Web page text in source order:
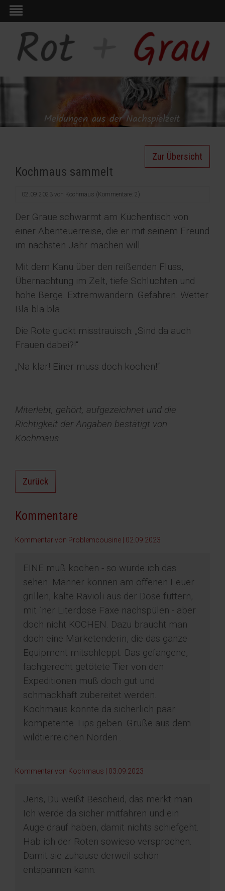
Zur Übersicht
Kochmaus sammelt
02.09.2023 von Kochmaus (Kommentare: 2)
Der Graue schwärmt am Küchentisch von
einer Abenteuerreise, die er mit seinem Freund
im nächsten Jahr machen will.
Mit dem Kanu über den reißenden Fluss,
Übernachtung im Zelt, tiefe Schluchten und
hohe Berge. Extremwandern. Gefahren. Wetter.
Bla bla bla…
Die Rote guckt misstrauisch: „Sind da auch
Frauen dabei?!“
„Na klar! Einer muss doch kochen!“
Miterlebt, gehört, aufgezeichnet und die
Richtigkeit der Angaben bestätigt von
Kochmaus
Zurück
Kommentare
Kommentar von Problemcousine | 02.09.2023
EINE muß kochen - so würde ich das
sehen. Männer können am offenen Feuer
grillen, kalte Ravioli aus der Dose futtern,
mit `ner Literdose Faxe nachspülen - aber
doch nicht KOCHEN. Dazu braucht man
doch eine Marketenderin, die das ganze
Equipment mitschleppt. Das gefangene,
fachgerecht getötete Tier von den
Expeditionen muß doch gut und
schmackhaft zubereitet werden.
Kochmaus könnte da sicherlich paar
kompetente Tips geben. Grüße aus dem
wildtierreichen Norden .
Kommentar von Kochmaus | 03.09.2023
Jens, Du weißt Bescheid, das merkt man.
Ich werde da sicher mitfahren und ein
Auge drauf haben, damit nichts schiefgeht.
Hab ich der Roten sowieso versprochen.
Damit sie zuhause derweil schön
entspannen kann.